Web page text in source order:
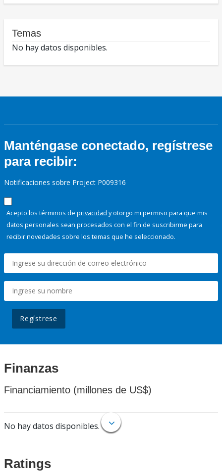
Temas
No hay datos disponibles.
Manténgase conectado, regístrese
para recibir:
Notificaciones sobre Project P009316
Acepto los términos de privacidad y otorgo mi permiso para que mis
datos personales sean procesados con el fin de suscribirme para
recibir novedades sobre los temas que he seleccionado.
Regístrese
Finanzas
Financiamiento (millones de US$)
No hay datos disponibles.
Ratings